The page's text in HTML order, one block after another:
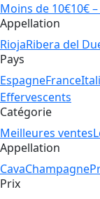
Moins de 10€10€
Appellation
RiojaRibera del
Pays
EspagneFrance
Effervescents
Catégorie
Meilleures ventes
Appellation
CavaChampagne
Prix